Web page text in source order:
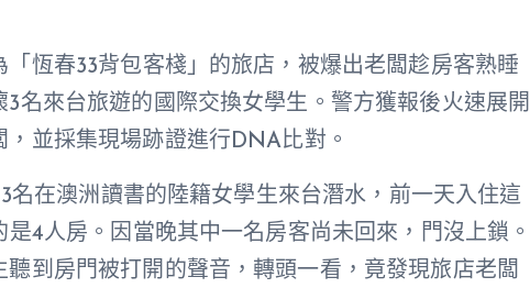
恆春33背包客棧」的旅店，被爆出老闆趁房客熟睡
名來台旅遊的國際交換女學生。警方獲報後火速展開
並採集現場跡證進行DNA比對。
名在澳洲讀書的陸籍女學生來台潛水，前一天入住這
4人房。因當晚其中一名房客尚未回來，門沒上鎖。
到房門被打開的聲音，轉頭一看，竟發現旅店老闆